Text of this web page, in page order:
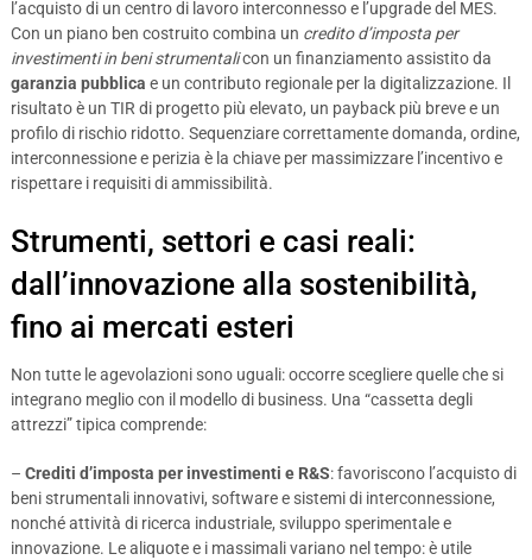
l’acquisto di un centro di lavoro interconnesso e l’upgrade del MES.
Con un piano ben costruito combina un credito d’imposta per
investimenti in beni strumentalicon un finanziamento assistito da
garanzia pubblica e un contributo regionale per la digitalizzazione. Il
risultato è un TIR di progetto più elevato, un payback più breve e un
profilo di rischio ridotto. Sequenziare correttamente domanda, ordine,
interconnessione e perizia è la chiave per massimizzare l’incentivo e
rispettare i requisiti di ammissibilità.
Strumenti, settori e casi reali:
dall’innovazione alla sostenibilità,
fino ai mercati esteri
Non tutte le agevolazioni sono uguali: occorre scegliere quelle che si
integrano meglio con il modello di business. Una “cassetta degli
attrezzi” tipica comprende:
– Crediti d’imposta per investimenti e R&S: favoriscono l’acquisto di
beni strumentali innovativi, software e sistemi di interconnessione,
nonché attività di ricerca industriale, sviluppo sperimentale e
innovazione. Le aliquote e i massimali variano nel tempo: è utile